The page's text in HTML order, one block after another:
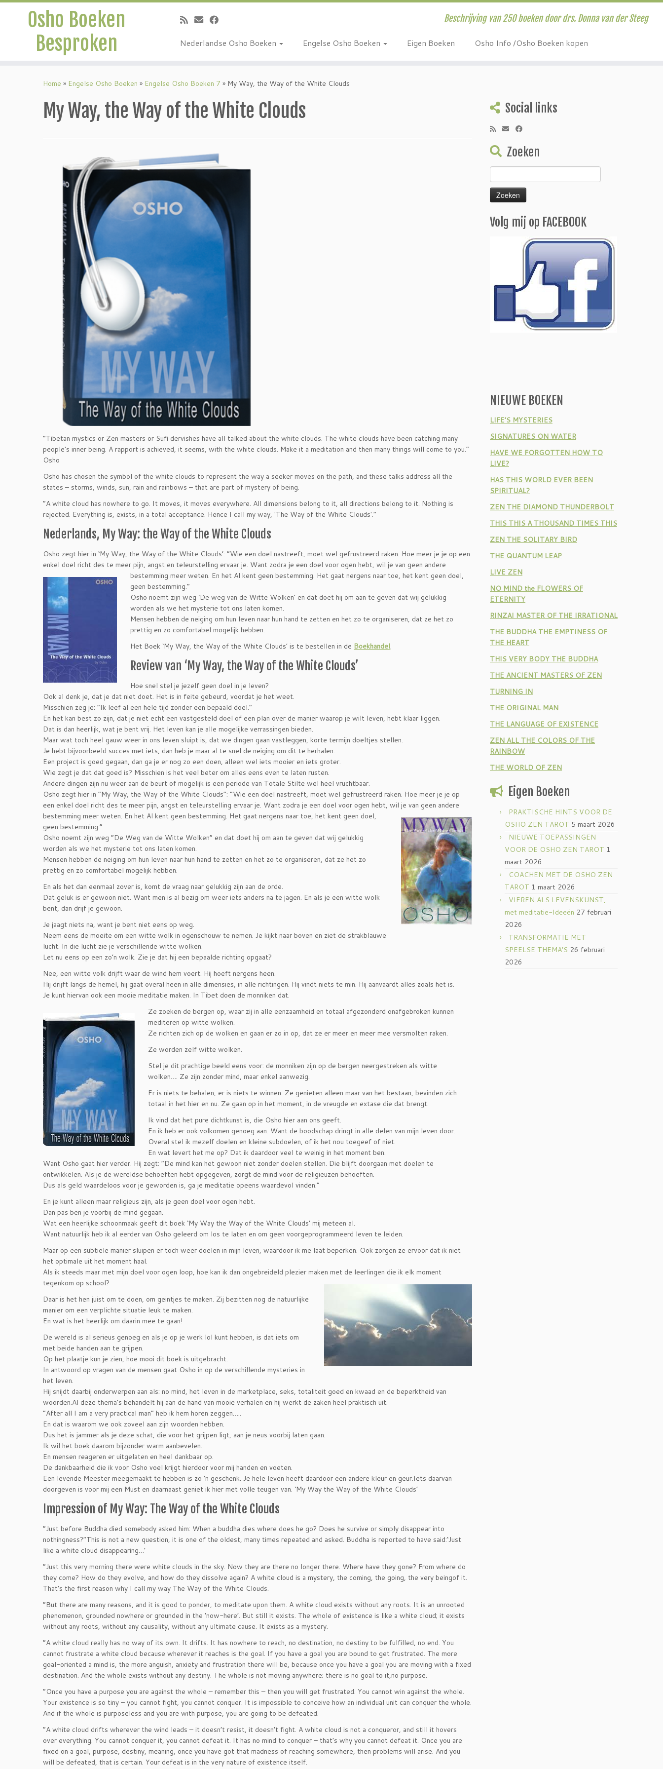
Osho Boeken
Besproken
Beschrijving van 250 boeken door drs. Donna van der Steeg
Nederlandse Osho Boeken Engelse Osho Boeken Eigen Boeken Osho Info /Osho Boeken kopen
Home » Engelse Osho Boeken » Engelse Osho Boeken 7 » My Way, the Way of the White Clouds
My Way, the Way of the White Clouds
“Tibetan mystics or Zen masters or Sufi dervishes have all talked about the white clouds. The white clouds have been catching many
people′s inner being. A rapport is achieved, it seems, with the white clouds. Make it a meditation and then many things will come to you.”
Osho
Osho has chosen the symbol of the white clouds to represent the way a seeker moves on the path, and these talks address all the
states – storms, winds, sun, rain and rainbows – that are part of mystery of being.
“A white cloud has nowhere to go. It moves, it moves everywhere. All dimensions belong to it, all directions belong to it. Nothing is
rejected. Everything is, exists, in a total acceptance. Hence I call my way, ′The Way of the White Clouds′.”
Nederlands, My Way: the Way of the White Clouds
Osho zegt hier in ‘My Way, the Way of the White Clouds’: “Wie een doel nastreeft, moet wel gefrustreerd raken. Hoe meer je je op een
enkel doel richt des te meer pijn, angst en teleurstelling ervaar je. Want zodra je een doel voor ogen hebt, wil je van geen andere
bestemming meer weten. En het Al kent geen bestemming. Het gaat nergens naar toe, het kent geen doel,
geen bestemming.”
Osho noemt zijn weg ‘De weg van de Witte Wolken’ en dat doet hij om aan te geven dat wij gelukkig
worden als we het mysterie tot ons laten komen.
Mensen hebben de neiging om hun leven naar hun hand te zetten en het zo te organiseren, dat ze het zo
prettig en zo comfortabel mogelijk hebben.
Het Boek ‘My Way, the Way of the White Clouds’ is te bestellen in de Boekhandel.
Review van ‘My Way, the Way of the White Clouds’
Hoe snel stel je jezelf geen doel in je leven?
Ook al denk je, dat je dat niet doet. Het is in feite gebeurd, voordat je het weet.
Misschien zeg je: “Ik leef al een hele tijd zonder een bepaald doel.”
En het kan best zo zijn, dat je niet echt een vastgesteld doel of een plan over de manier waarop je wilt leven, hebt klaar liggen.
Dat is dan heerlijk, wat je bent vrij. Het leven kan je alle mogelijke verrassingen bieden.
Maar wat toch heel gauw weer in ons leven sluipt is, dat we dingen gaan vastleggen, korte termijn doeltjes stellen.
Je hebt bijvoorbeeld succes met iets, dan heb je maar al te snel de neiging om dit te herhalen.
Een project is goed gegaan, dan ga je er nog zo een doen, alleen wel iets mooier en iets groter.
Wie zegt je dat dat goed is? Misschien is het veel beter om alles eens even te laten rusten.
Andere dingen zijn nu weer aan de beurt of mogelijk is een periode van Totale Stilte wel heel vruchtbaar.
Osho zegt hier in “My Way, the Way of the White Clouds”: “Wie een doel nastreeft, moet wel gefrustreerd raken. Hoe meer je je op
een enkel doel richt des te meer pijn, angst en teleurstelling ervaar je. Want zodra je een doel voor ogen hebt, wil je van geen andere
bestemming meer weten. En het Al kent geen bestemming. Het gaat nergens naar toe, het kent geen doel,
geen bestemming.”
Osho noemt zijn weg “De Weg van de Witte Wolken” en dat doet hij om aan te geven dat wij gelukkig
worden als we het mysterie tot ons laten komen.
Mensen hebben de neiging om hun leven naar hun hand te zetten en het zo te organiseren, dat ze het zo
prettig en zo comfortabel mogelijk hebben.
En als het dan eenmaal zover is, komt de vraag naar gelukkig zijn aan de orde.
Dat geluk is er gewoon niet. Want men is al bezig om weer iets anders na te jagen. En als je een witte wolk
bent, dan drijf je gewoon.
Je jaagt niets na, want je bent niet eens op weg.
Neem eens de moeite om een witte wolk in ogenschouw te nemen. Je kijkt naar boven en ziet de strakblauwe
lucht. In die lucht zie je verschillende witte wolken.
Let nu eens op een zo’n wolk. Zie je dat hij een bepaalde richting opgaat?
Nee, een witte volk drijft waar de wind hem voert. Hij hoeft nergens heen.
Hij drijft langs de hemel, hij gaat overal heen in alle dimensies, in alle richtingen. Hij vindt niets te min. Hij aanvaardt alles zoals het is.
Je kunt hiervan ook een mooie meditatie maken. In Tibet doen de monniken dat.
Ze zoeken de bergen op, waar zij in alle eenzaamheid en totaal afgezonderd onafgebroken kunnen
mediteren op witte wolken.
Ze richten zich op de wolken en gaan er zo in op, dat ze er meer en meer mee versmolten raken.
Ze worden zelf witte wolken.
Stel je dit prachtige beeld eens voor: de monniken zijn op de bergen neergestreken als witte
wolken…. Ze zijn zonder mind, maar enkel aanwezig.
Er is niets te behalen, er is niets te winnen. Ze genieten alleen maar van het bestaan, bevinden zich
totaal in het hier en nu. Ze gaan op in het moment, in de vreugde en extase die dat brengt.
Ik vind dat het pure dichtkunst is, die Osho hier aan ons geeft.
En ik heb er ook volkomen genoeg aan. Want de boodschap dringt in alle delen van mijn leven door.
Overal stel ik mezelf doelen en kleine subdoelen, of ik het nou toegeef of niet.
En wat levert het me op? Dat ik daardoor veel te weinig in het moment ben.
Want Osho gaat hier verder. Hij zegt: “De mind kan het gewoon niet zonder doelen stellen. Die blijft doorgaan met doelen te
ontwikkelen. Als je de wereldse behoeften hebt opgegeven, zorgt de mind voor de religieuzen behoeften.
Dus als geld waardeloos voor je geworden is, ga je meditatie opeens waardevol vinden.”
En je kunt alleen maar religieus zijn, als je geen doel voor ogen hebt.
Dan pas ben je voorbij de mind gegaan.
Wat een heerlijke schoonmaak geeft dit boek ‘My Way the Way of the White Clouds’ mij meteen al.
Want natuurlijk heb ik al eerder van Osho geleerd om los te laten en om geen voorgeprogrammeerd leven te leiden.
Maar op een subtiele manier sluipen er toch weer doelen in mijn leven, waardoor ik me laat beperken. Ook zorgen ze ervoor dat ik niet
het optimale uit het moment haal.
Als ik steeds maar met mijn doel voor ogen loop, hoe kan ik dan ongebreideld plezier maken met de leerlingen die ik elk moment
tegenkom op school?
Daar is het hen juist om te doen, om geintjes te maken. Zij bezitten nog de natuurlijke
manier om een verplichte situatie leuk te maken.
En wat is het heerlijk om daarin mee te gaan!
De wereld is al serieus genoeg en als je op je werk lol kunt hebben, is dat iets om
met beide handen aan te grijpen.
Op het plaatje kun je zien, hoe mooi dit boek is uitgebracht.
In antwoord op vragen van de mensen gaat Osho in op de verschillende mysteries in
het leven.
Hij snijdt daarbij onderwerpen aan als: no mind, het leven in de marketplace, seks, totaliteit goed en kwaad en de beperktheid van
woorden.Al deze thema’s behandelt hij aan de hand van mooie verhalen en hij werkt de zaken heel praktisch uit.
“After all I am a very practical man” heb ik hem horen zeggen…..
En dat is waarom we ook zoveel aan zijn woorden hebben.
Dus het is jammer als je deze schat, die voor het grijpen ligt, aan je neus voorbij laten gaan.
Ik wil het boek daarom bijzonder warm aanbevelen.
En mensen reageren er uitgelaten en heel dankbaar op.
De dankbaarheid die ik voor Osho voel krijgt hierdoor voor mij handen en voeten.
Een levende Meester meegemaakt te hebben is zo ’n geschenk. Je hele leven heeft daardoor een andere kleur en geur.Iets daarvan
doorgeven is voor mij een Must en daarnaast geniet ik hier met volle teugen van. ‘My Way the Way of the White Clouds’
Impression of My Way: The Way of the White Clouds
“Just before Buddha died somebody asked him: When a buddha dies where does he go? Does he survive or simply disappear into
nothingness?”This is not a new question, it is one of the oldest, many times repeated and asked. Buddha is reported to have said:‘Just
like a white cloud disappearing…’
“Just this very morning there were white clouds in the sky. Now they are there no longer there. Where have they gone? From where do
they come? How do they evolve, and how do they dissolve again? A white cloud is a mystery, the coming, the going, the very beingof it.
That’s the first reason why I call my way The Way of the White Clouds.
“But there are many reasons, and it is good to ponder, to meditate upon them. A white cloud exists without any roots. It is an unrooted
phenomenon, grounded nowhere or grounded in the ‘now-here’. But still it exists. The whole of existence is like a white cloud; it exists
without any roots, without any causality, without any ultimate cause. It exists as a mystery.
“A white cloud really has no way of its own. It drifts. It has nowhere to reach, no destination, no destiny to be fulfilled, no end. You
cannot frustrate a white cloud because wherever it reaches is the goal. If you have a goal you are bound to get frustrated. The more
goal-oriented a mind is, the more anguish, anxiety and frustration there will be, because once you have a goal you are moving with a fixed
destination. And the whole exists without any destiny. The whole is not moving anywhere; there is no goal to it,no purpose.
“Once you have a purpose you are against the whole – remember this – then you will get frustrated. You cannot win against the whole.
Your existence is so tiny – you cannot fight, you cannot conquer. It is impossible to conceive how an individual unit can conquer the whole.
And if the whole is purposeless and you are with purpose, you are going to be defeated.
“A white cloud drifts wherever the wind leads – it doesn’t resist, it doesn’t fight. A white cloud is not a conqueror, and still it hovers
over everything. You cannot conquer it, you cannot defeat it. It has no mind to conquer – that’s why you cannot defeat it. Once you are
fixed on a goal, purpose, destiny, meaning, once you have got that madness of reaching somewhere, then problems will arise. And you
will be defeated, that is certain. Your defeat is in the very nature of existence itself.
Social links
Zoeken
naar:
Volg mij op FACEBOOK
NIEUWE BOEKEN
LIFE’S MYSTERIES
SIGNATURES ON WATER
HAVE WE FORGOTTEN HOW TO
LIVE?
HAS THIS WORLD EVER BEEN
SPIRITUAL?
ZEN THE DIAMOND THUNDERBOLT
THIS THIS A THOUSAND TIMES THIS
ZEN THE SOLITARY BIRD
THE QUANTUM LEAP
LIVE ZEN
NO MIND the FLOWERS OF
ETERNITY
RINZAI MASTER OF THE IRRATIONAL
THE BUDDHA THE EMPTINESS OF
THE HEART
THIS VERY BODY THE BUDDHA
THE ANCIENT MASTERS OF ZEN
TURNING IN
THE ORIGINAL MAN
THE LANGUAGE OF EXISTENCE
ZEN ALL THE COLORS OF THE
RAINBOW
THE WORLD OF ZEN
Eigen Boeken
PRAKTISCHE HINTS VOOR DE
OSHO ZEN TAROT 5 maart 2026
NIEUWE TOEPASSINGEN
VOOR DE OSHO ZEN TAROT 1
maart 2026
COACHEN MET DE OSHO ZEN
TAROT 1 maart 2026
VIEREN ALS LEVENSKUNST,
met meditatie-Ideeën 27 februari
2026
TRANSFORMATIE MET
SPEELSE THEMA’S 26 februari
2026